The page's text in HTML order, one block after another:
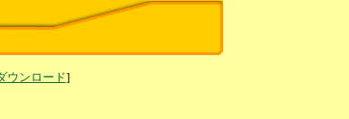
ウンロード]